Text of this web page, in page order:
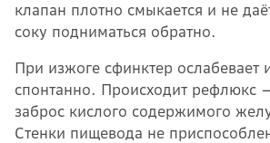
клапан плотно смыкается и не
соку подниматься обратно.
При изжоге сфинктер ослабевает
спонтанно. Происходит рефлюкс
заброс кислого содержимого
Стенки пищевода не